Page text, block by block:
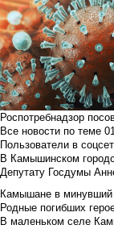
Роспотребнадзор
Все новости по теме
Пользователи в
В Камышинском
Депутату Госдумы
Камышане в минувший
Родные погибших
В маленьком селе